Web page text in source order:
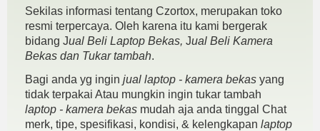
SURABAYA
Sekilas informasi tentang Czortox, merupakan toko
resmi terpercaya. Oleh karena itu kami bergerak
bidang Jual Beli Laptop Bekas, Jual Beli Kamera
Bekas dan Tukar tambah.
Bagi anda yg ingin jual laptop - kamera bekas yang
tidak terpakai Atau mungkin ingin tukar tambah
laptop - kamera bekas mudah aja anda tinggal Chat
merk, tipe, spesifikasi, kondisi, & kelengkapan laptop